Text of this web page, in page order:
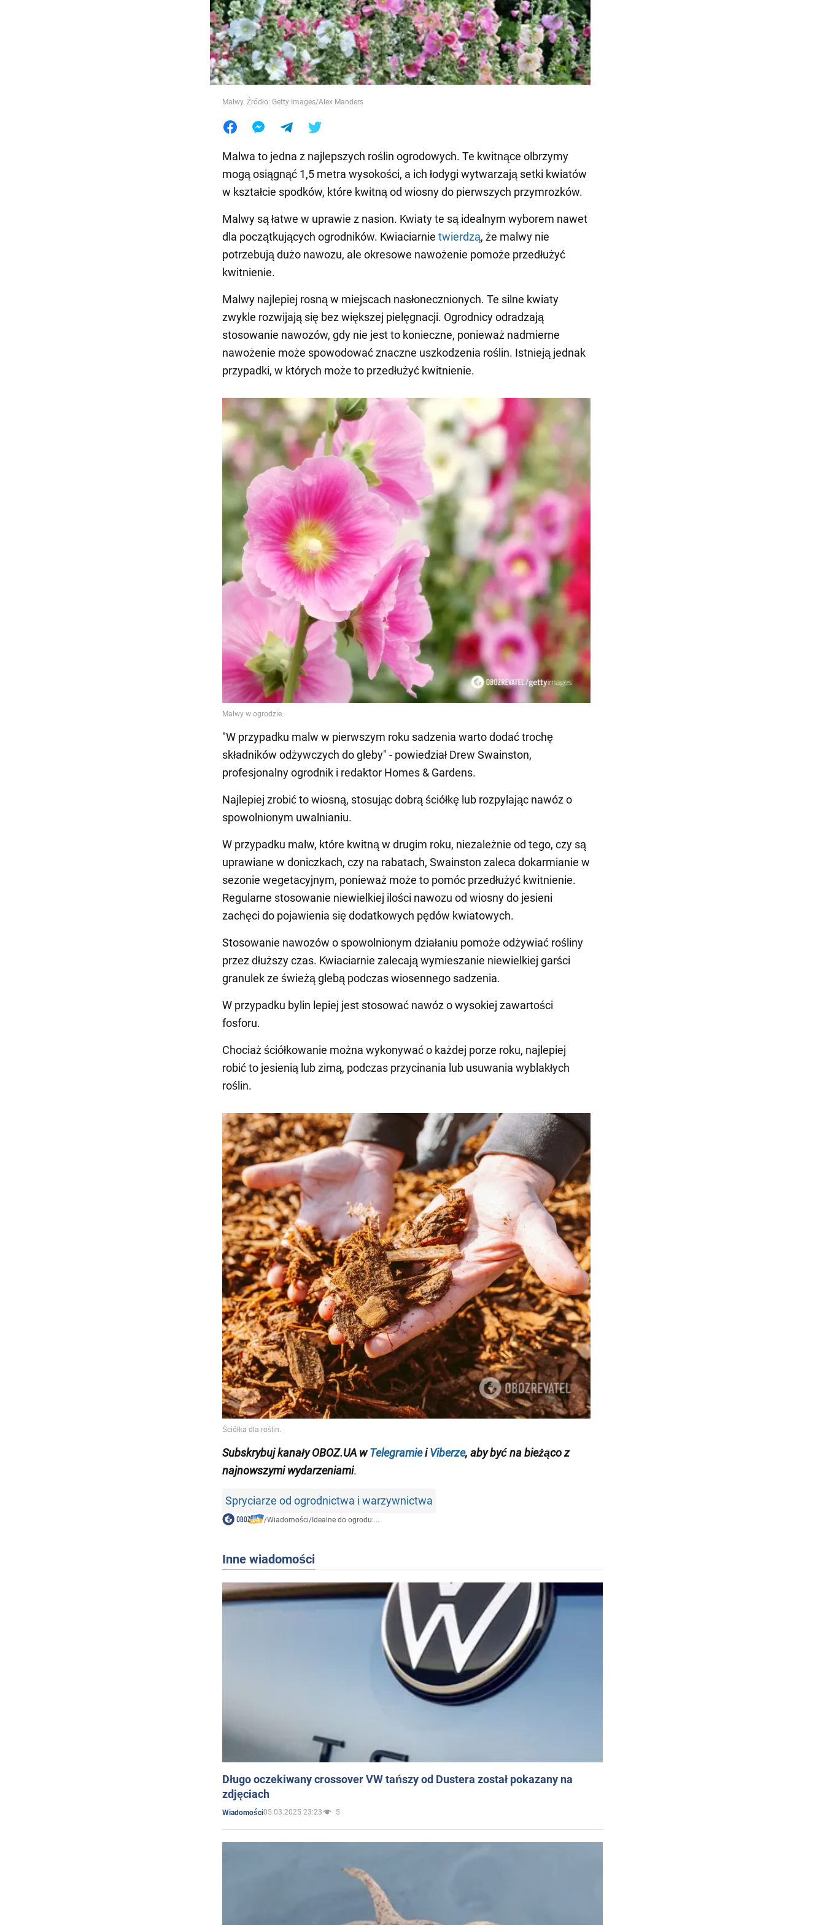
Jedzenie
Malwy. Źródło: Getty Images/Alex Manders
Malwa to jedna z najlepszych roślin ogrodowych. Te kwitnące olbrzymy
mogą osiągnąć 1,5 metra wysokości, a ich łodygi wytwarzają setki kwiatów
w kształcie spodków, które kwitną od wiosny do pierwszych przymrozków.
Malwy są łatwe w uprawie z nasion. Kwiaty te są idealnym wyborem nawet
dla początkujących ogrodników. Kwiaciarnie twierdzą, że malwy nie
potrzebują dużo nawozu, ale okresowe nawożenie pomoże przedłużyć
kwitnienie.
Malwy najlepiej rosną w miejscach nasłonecznionych. Te silne kwiaty
zwykle rozwijają się bez większej pielęgnacji. Ogrodnicy odradzają
stosowanie nawozów, gdy nie jest to konieczne, ponieważ nadmierne
nawożenie może spowodować znaczne uszkodzenia roślin. Istnieją jednak
przypadki, w których może to przedłużyć kwitnienie.
"W przypadku malw w pierwszym roku sadzenia warto dodać trochę
składników odżywczych do gleby" - powiedział Drew Swainston,
profesjonalny ogrodnik i redaktor Homes & Gardens.
Najlepiej zrobić to wiosną, stosując dobrą ściółkę lub rozpylając nawóz o
spowolnionym uwalnianiu.
W przypadku malw, które kwitną w drugim roku, niezależnie od tego, czy są
uprawiane w doniczkach, czy na rabatach, Swainston zaleca dokarmianie w
sezonie wegetacyjnym, ponieważ może to pomóc przedłużyć kwitnienie.
Regularne stosowanie niewielkiej ilości nawozu od wiosny do jesieni
zachęci do pojawienia się dodatkowych pędów kwiatowych.
Stosowanie nawozów o spowolnionym działaniu pomoże odżywiać rośliny
przez dłuższy czas. Kwiaciarnie zalecają wymieszanie niewielkiej garści
granulek ze świeżą glebą podczas wiosennego sadzenia.
W przypadku bylin lepiej jest stosować nawóz o wysokiej zawartości
fosforu.
Chociaż ściółkowanie można wykonywać o każdej porze roku, najlepiej
robić to jesienią lub zimą, podczas przycinania lub usuwania wyblakłych
roślin.
Subskrybuj kanały OBOZ.UA wTelegramieiViberze, aby być na bieżąco z
najnowszymi wydarzeniami.
Spryciarze od ogrodnictwa i warzywnictwa
/Wiadomości/Idealne do ogrodu:...
Inne wiadomości
Długo oczekiwany crossover VW tańszy od Dustera został pokazany na
zdjęciach
Wiadomości05.03.2025 23:23 5